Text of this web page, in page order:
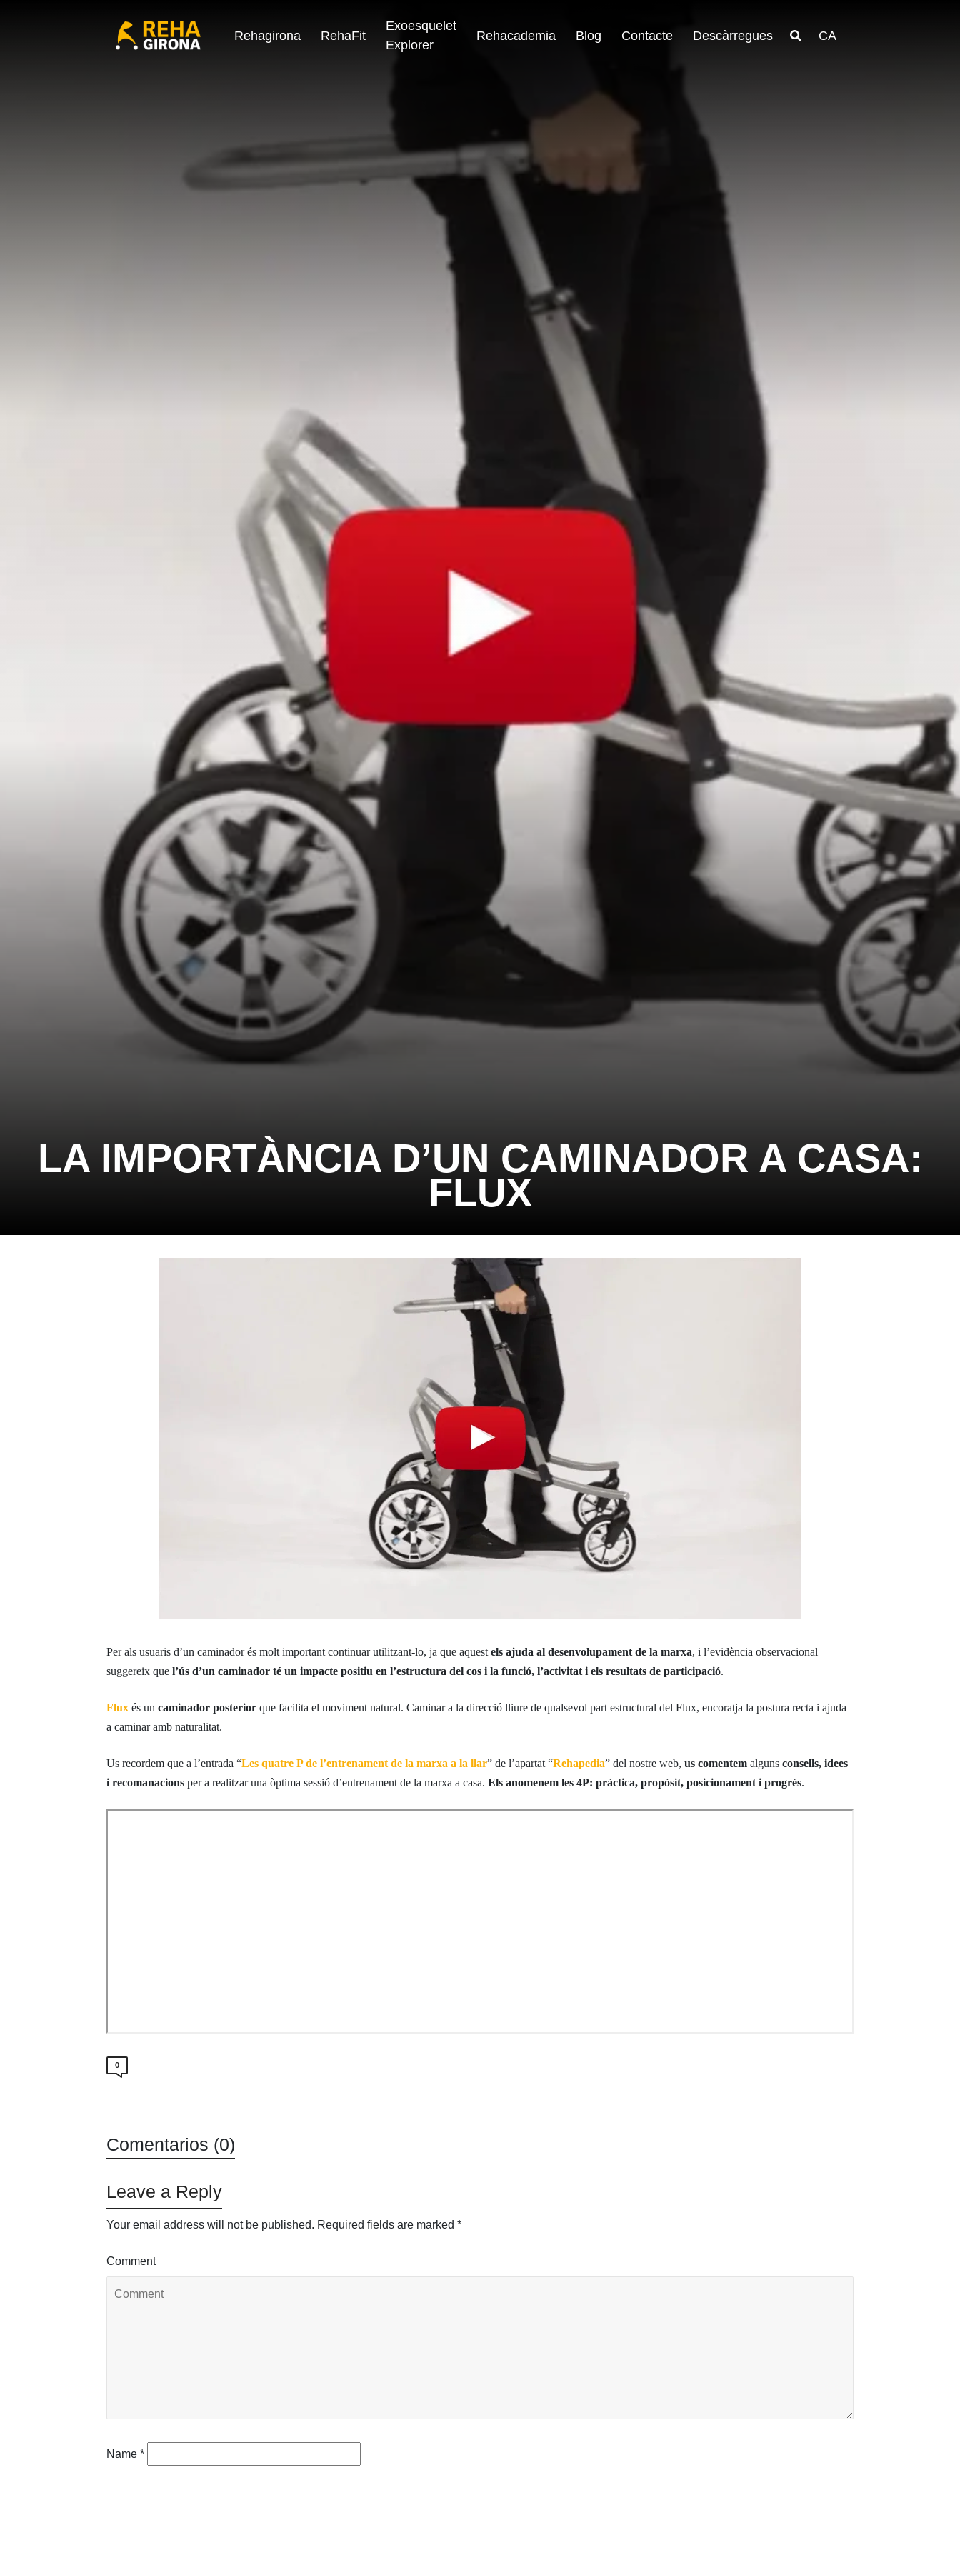
Rehagirona RehaFit
Exoesquelet
Explorer
Rehacademia Blog Contacte Descàrregues CA
LA IMPORTÀNCIA D’UN CAMINADOR A CASA:
FLUX
Per als usuaris d’un caminador és molt important continuar utilitzant-lo, ja que aquestels ajuda al desenvolupament de la marxa, i l’evidència observacional
suggereix quel’ús d’un caminador té un impacte positiu en l’estructura del cos i la funció, l’activitat i els resultats de participació.
Flux és uncaminador posterior que facilita el moviment natural. Caminar a la direcció lliure de qualsevol part estructural del Flux, encoratja la postura recta i ajuda
a caminar amb naturalitat.
Us recordem que a l’entrada “Les quatre P de l’entrenament de la marxa a la llar” de l’apartat “Rehapedia” del nostre web,us comentem algunsconsells, idees
i recomanacions per a realitzar una òptima sessió d’entrenament de la marxa a casa. Els anomenem les 4P: pràctica, propòsit, posicionament i progrés.
0
Comentarios (0)
Leave a Reply
Your email address will not be published. Required fields are marked*
Comment
Name*